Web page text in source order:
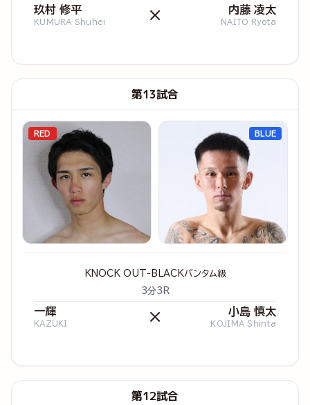
玖村 修平
KUMURA Shuhei × 内藤 凌太
NAITO Ryota
第13試合
RED
KNOCK OUT-BLACKバンタム級
3分3R
一輝
KAZUKI × 小島 慎太
KOJIMA Shinta
BLUE
第12試合